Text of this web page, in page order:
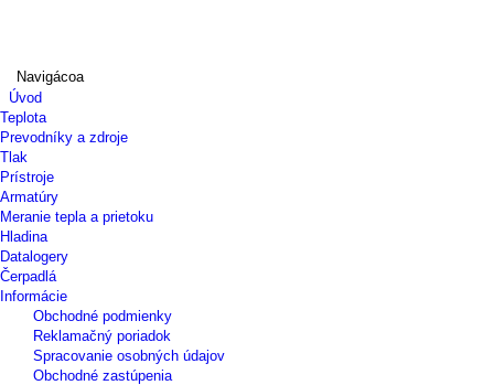
Navigácoa
Úvod
Teplota
Prevodníky a zdroje
Tlak
Prístroje
Armatúry
Meranie tepla a prietoku
Hladina
Datalogery
Čerpadlá
Informácie
Obchodné podmienky
Reklamačný poriadok
Spracovanie osobných údajov
Obchodné zastúpenia